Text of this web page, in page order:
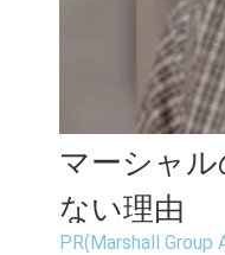
マーシャ
ない理由
PR(Marshall Group